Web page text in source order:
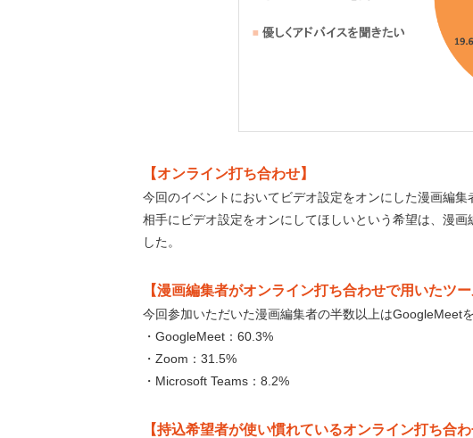
【オンライン打ち合わせ】
今回のイベントにおいてビデオ設定をオンにした漫画編
相手にビデオ設定をオンにしてほしいという希望は、漫
した。
【漫画編集者がオンライン打ち合わせで用いたツー
今回参加いただいた漫画編集者の半数以上はGoogleMeet
・GoogleMeet：60.3%
・Zoom：31.5%
・Microsoft Teams：8.2%
【持込希望者が使い慣れているオンライン打ち合わ